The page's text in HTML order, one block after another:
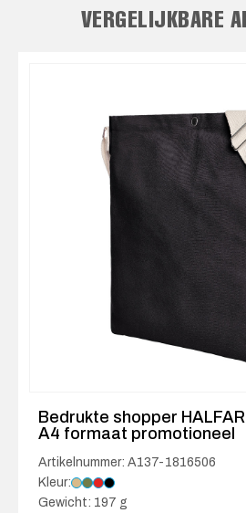
VERGELIJKBARE
Bedrukte shopper
A4 formaat promotioneel
Artikelnummer: A137-1816506
Kleur:
Gewicht: 197 g